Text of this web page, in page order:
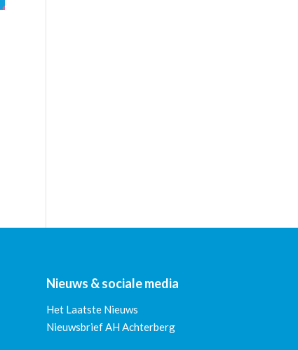
Nieuws & sociale media
Het Laatste Nieuws
Nieuwsbrief AH Achterberg